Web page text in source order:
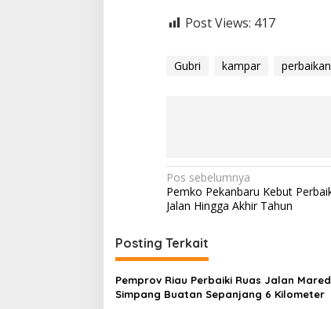
Post Views: 417
Gubri kampar
N
a
i
g
a
Pos sebelumnya
Pemko Pekanbaru Kebut
Jalan Hingga Akhir Tahun
Posting Terkait
Pemprov Riau Perbaiki Ruas Jalan
Simpang Buatan Sepanjang 6 Kilometer